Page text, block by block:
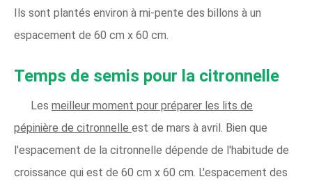
Ils sont plantés environ à mi-pente des billons à un
espacement de 60 cm x 60 cm.
Temps de semis pour la citronnelle
Les meilleur moment pour préparer les lits de
pépinière de citronnelle est de mars à avril. Bien que
l'espacement de la citronnelle dépende de l'habitude de
croissance qui est de 60 cm x 60 cm. L'espacement des